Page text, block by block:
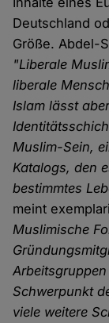
Deutschland
Größe. Abdel-
"Liberale
liberale
Islam lässt
Muslim-Sein,
Katalogs, den
bestimmtes
meint
Muslimische
Schwerpunkt
viele weitere